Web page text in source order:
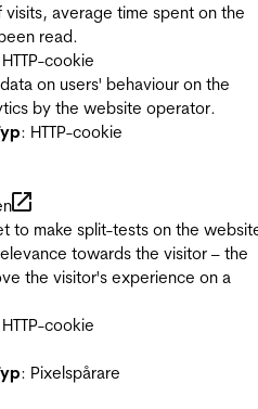
average time spent on the
read.
cookie
on users' behaviour on the
by the website operator.
: HTTP-cookie
to make split-tests on the
towards the visitor – the
the visitor's experience on a
cookie
: Pixelspårare